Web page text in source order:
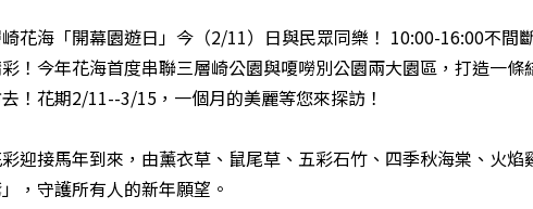
花海「開幕園遊日」今（2/11）日與民眾同樂！ 10:00-16:00不間
！今年花海首度串聯三層崎公園與嗄嘮別公園兩大園區，打造一
！花期2/11--3/15，一個月的美麗等您來探訪！
迎接馬年到來，由薰衣草、鼠尾草、五彩石竹、四季秋海棠、火
，守護所有人的新年願望。